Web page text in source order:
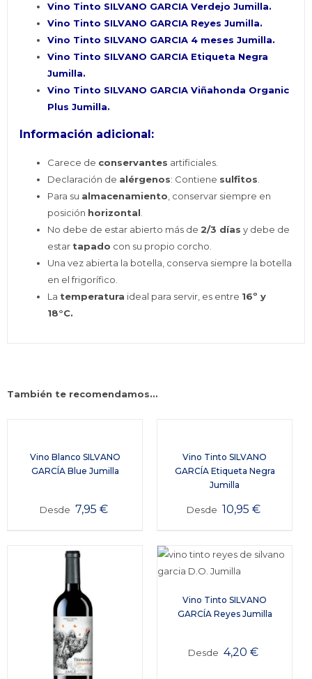
Vino Tinto SILVANO GARCIA Verdejo Jumilla.
Vino Tinto SILVANO GARCIA Reyes Jumilla.
Vino Tinto SILVANO GARCIA 4 meses Jumilla.
Vino Tinto SILVANO GARCIA Etiqueta Negra
Jumilla.
Vino Tinto SILVANO GARCIA Viñahonda Organic
Plus Jumilla.
Información adicional:
Carece de conservantes artificiales.
Declaración de alérgenos: Contiene sulfitos.
Para su almacenamiento, conservar siempre en
posición horizontal.
No debe de estar abierto más de2/3 días y debe de
estar tapado con su propio corcho.
Una vez abierta la botella, conserva siempre la botella
en el frigorífico.
La temperatura ideal para servir, es entre 16º y
18°C.
También te recomendamos…
Vino Blanco SILVANO
GARCÍA Blue Jumilla
Desde 7,95 €
Vino Tinto SILVANO
GARCÍA Etiqueta Negra
Jumilla
Desde 10,95 €
Vino Tinto SILVANO
GARCÍA Reyes Jumilla
Desde 4,20€